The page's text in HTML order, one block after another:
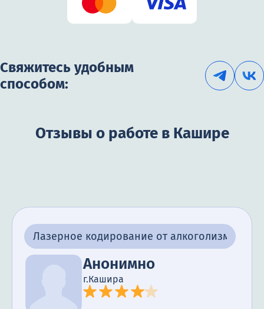
Свяжитесь удобным
способом:
Отзывы о работе в Кашире
Лазерное кодирование от алкоголизма
Анонимно
г.Кашира